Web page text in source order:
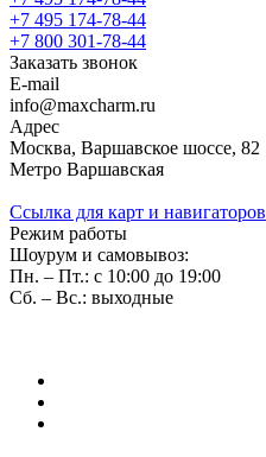
+7 495 174-78-44
+7 800 301-78-44
Заказать звонок
E-mail
info@maxcharm.ru
Адрес
Москва, Варшавское шоссе, 82
Метро Варшавская
Ссылка для карт и навигаторов
Режим работы
Шоурум и самовывоз:
Пн. – Пт.: с 10:00 до 19:00
Сб. – Вс.: выходные